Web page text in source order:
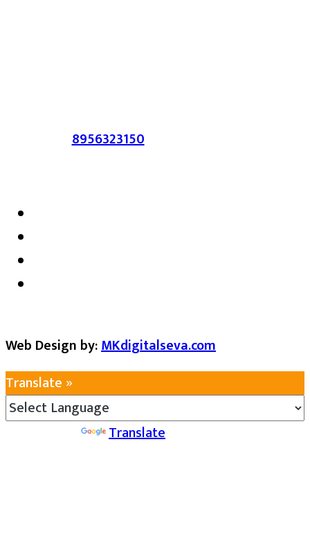
संपर्क :-8956323150/ ईमेल :-
Web Design by:MKdigitalseva.com
Translate »
Translate